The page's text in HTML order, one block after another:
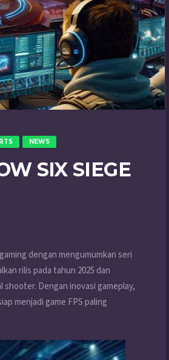
NEWS
SIX SIEGE
dengan mengumumkan seri
rilis pada tahun 2025 dan
shooter. Dengan inovasi gameplay,
menjadi game FPS paling